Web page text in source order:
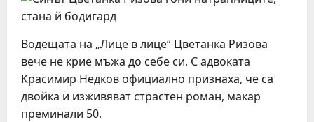
Водещата на „Лице в лице“ Цветанка Ризова
вече не крие мъжа до себе си. С адвоката
Красимир Недков официално признаха, че са
двойка и изживяват страстен роман, макар
преминали 50.